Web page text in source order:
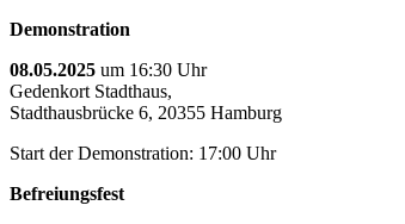
Demonstration
08.05.2025 um 16:30 Uhr
Gedenkort Stadthaus,
Stadthausbrücke 6, 20355 Hamburg
Start der Demonstration: 17:00 Uhr
Befreiungsfest